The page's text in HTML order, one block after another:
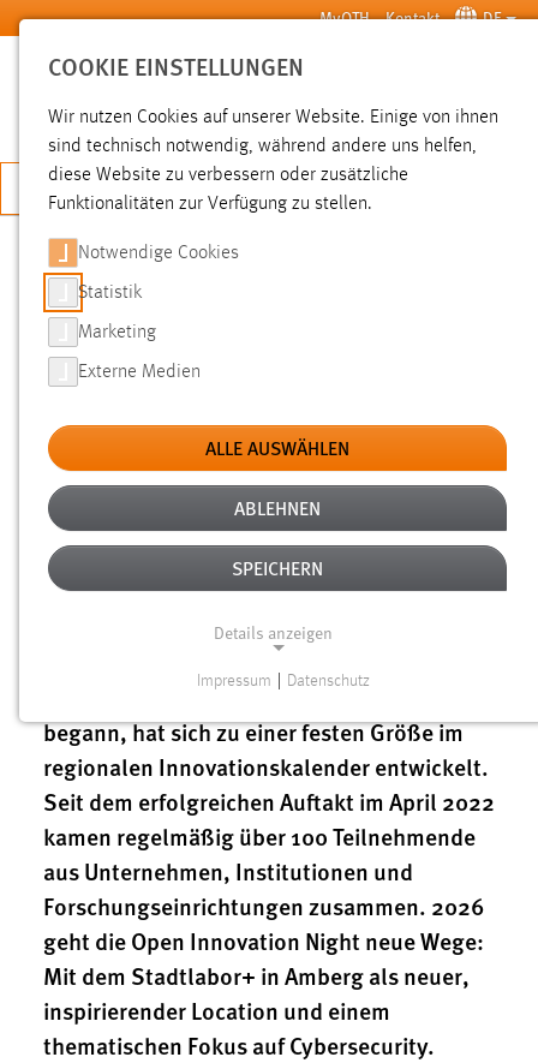
Zum Hauptinhalt springen MyOTH Kontakt DE
SUCHE
JETZT BEWERBEN
Hochschule Aktuelles Veranstaltungen
OPEN INNOVATION NIGHT 2026:
CYBERSECURITY IM FOKUS
Dienstag, 27.10.2026, 17.00 Uhr| Stadtlabor plus,
Bahnhofsstraße, 92224 Amberg | Veranstalter: OTH
AW, Siemens, Wifam, IHK
Was 2022 als Barcamp-Format in
Kooperation mit den Innovativen Lernorten
(ILOs) Siemens AG und Herding GmbH
begann, hat sich zu einer festen Größe im
regionalen Innovationskalender entwickelt.
Seit dem erfolgreichen Auftakt im April 2022
kamen regelmäßig über 100 Teilnehmende
aus Unternehmen, Institutionen und
Forschungseinrichtungen zusammen. 2026
geht die Open Innovation Night neue Wege:
Mit dem Stadtlabor+ in Amberg als neuer,
inspirierender Location und einem
thematischen Fokus auf Cybersecurity.
COOKIE EINSTELLUNGEN
Wir nutzen Cookies auf unserer Website. Einige von ihnen
sind technisch notwendig, während andere uns helfen,
diese Website zu verbessern oder zusätzliche
Funktionalitäten zur Verfügung zu stellen.
Notwendige Cookies
Statistik
Marketing
Externe Medien
ALLE AUSWÄHLEN
ABLEHNEN
SPEICHERN
Details anzeigen
Notwendige Cookies ermöglichen grundlegende
Funktionen und sind für die einwandfreie Funktion der
Website erforderlich.
Einverständnis
Name:
Zweck:
Dieser Cookie speichert die ausgewählten Einverständnis-
Optionen des Benutzers
Impressum Datenschutz